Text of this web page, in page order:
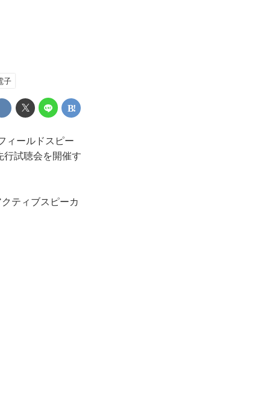
子
ィールドスピー
行試聴会を開催す
ティブスピーカ